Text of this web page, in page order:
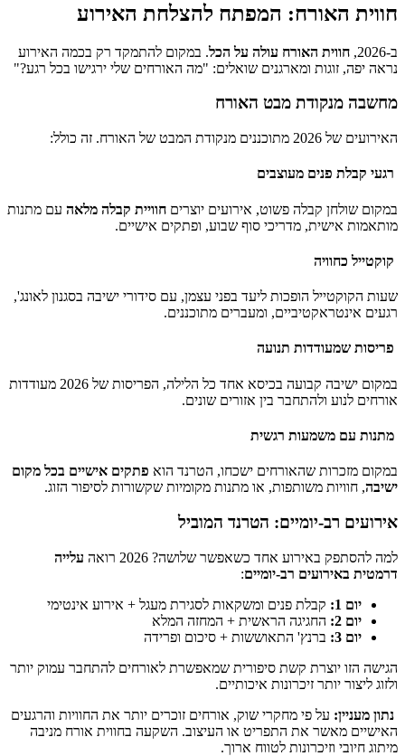
חווית האורח: המפתח להצלחת האירוע
ב-2026, חווית האורח עולה על הכל. במקום להתמקד רק בכמה האירוע
נראה יפה, זוגות ומארגנים שואלים: "מה האורחים שלי ירגישו בכל רגע?"
מחשבה מנקודת מבט האורח
האירועים של 2026 מתוכננים מנקודת המבט של האורח. זה כולל:
רגעי קבלת פנים מעוצבים
במקום שולחן קבלה פשוט, אירועים יוצרים חוויית קבלה מלאה עם מתנות
מותאמות אישית, מדריכי סוף שבוע, ופתקים אישיים.
קוקטייל כחוויה
שעות הקוקטייל הופכות ליעד בפני עצמן, עם סידורי ישיבה בסגנון לאונג',
רגעים אינטראקטיביים, ומעברים מתוכננים.
פריסות שמעודדות תנועה
במקום ישיבה קבועה בכיסא אחד כל הלילה, הפריסות של 2026 מעודדות
אורחים לנוע ולהתחבר בין אזורים שונים.
מתנות עם משמעות רגשית
במקום מזכרות שהאורחים ישכחו, הטרנד הוא פתקים אישיים בכל מקום
ישיבה, חוויות משותפות, או מתנות מקומיות שקשורות לסיפור הזוג.
אירועים רב-יומיים: הטרנד המוביל
למה להסתפק באירוע אחד כשאפשר שלושה? 2026 רואה
עלייה
דרמטית באירועים רב-יומיים:
יום 1:
קבלת פנים ומשקאות לסגירת מעגל + אירוע אינטימי
יום 2:
החגיגה הראשית + המחזה המלא
יום 3:
ברנץ' התאוששות + סיכום ופרידה
הגישה הזו יוצרת קשת סיפורית שמאפשרת לאורחים להתחבר עמוק יותר
ולזוג ליצור יותר זיכרונות איכותיים.
נתון מעניין: על פי מחקרי שוק, אורחים זוכרים יותר את החוויות והרגעים
האישיים מאשר את התפריט או העיצוב. השקעה בחווית אורח מניבה
מיתוג חיובי וזיכרונות לטווח ארוך.